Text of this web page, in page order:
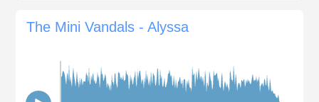
The Mini Vandals - Alyssa